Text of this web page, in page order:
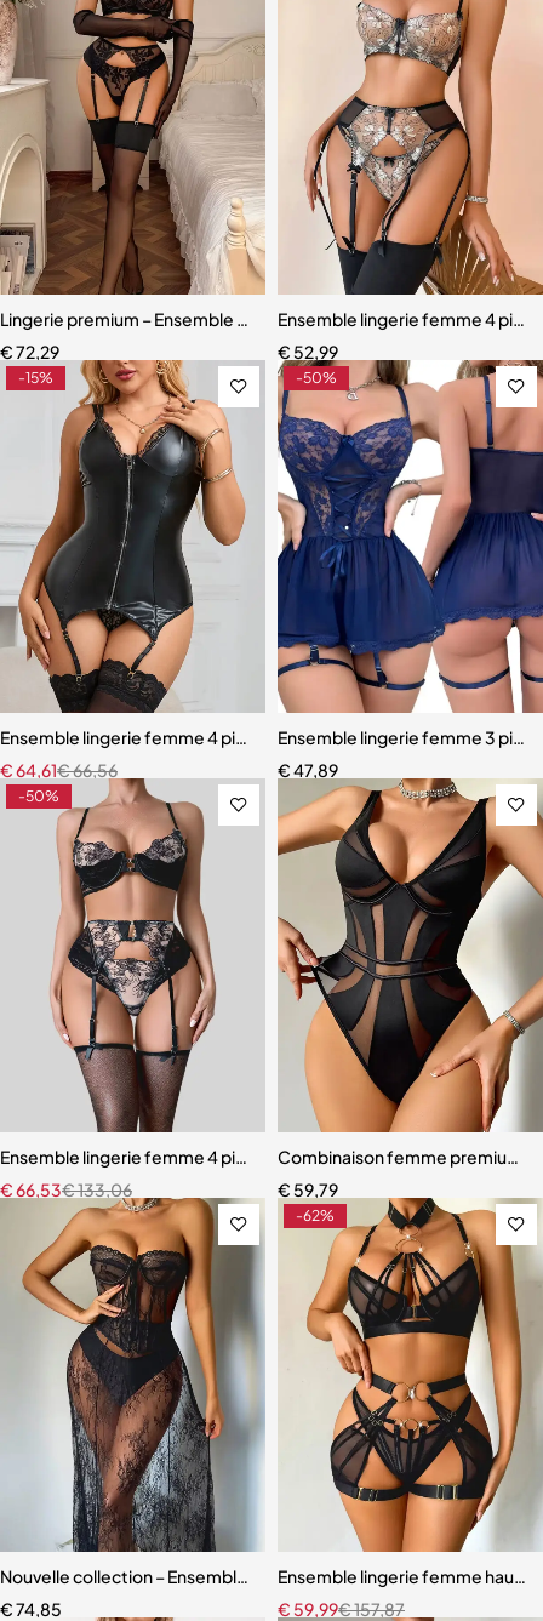
Lingerie premium – Ensemble en dentelle brodée avec porte-
€72,29
Ensemble lingerie femme 4
€ 52,99
-15%
Ensemble lingerie femme 4 pièces – Cuir PU et dentelle respirante
€66,56
€64,61
-50%
Ensemble lingerie femme 3
€47,89
-50%
Ensemble lingerie femme 4 pièces – Broderie florale contrastée
€133,06
€66,53
Combinaison femme premium
€ 59,79
Nouvelle collection – Ensemble lingerie 3 pièces élégant et moderne
€74,85
-62%
Ensemble lingerie femme haut
€157,87
€ 59,99